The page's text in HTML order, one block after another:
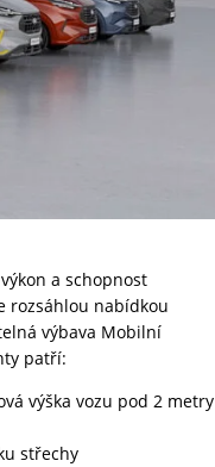
a schopnost
rozsáhlou nabídkou
výbava Mobilní
patří:
výška vozu pod 2 metry
střechy